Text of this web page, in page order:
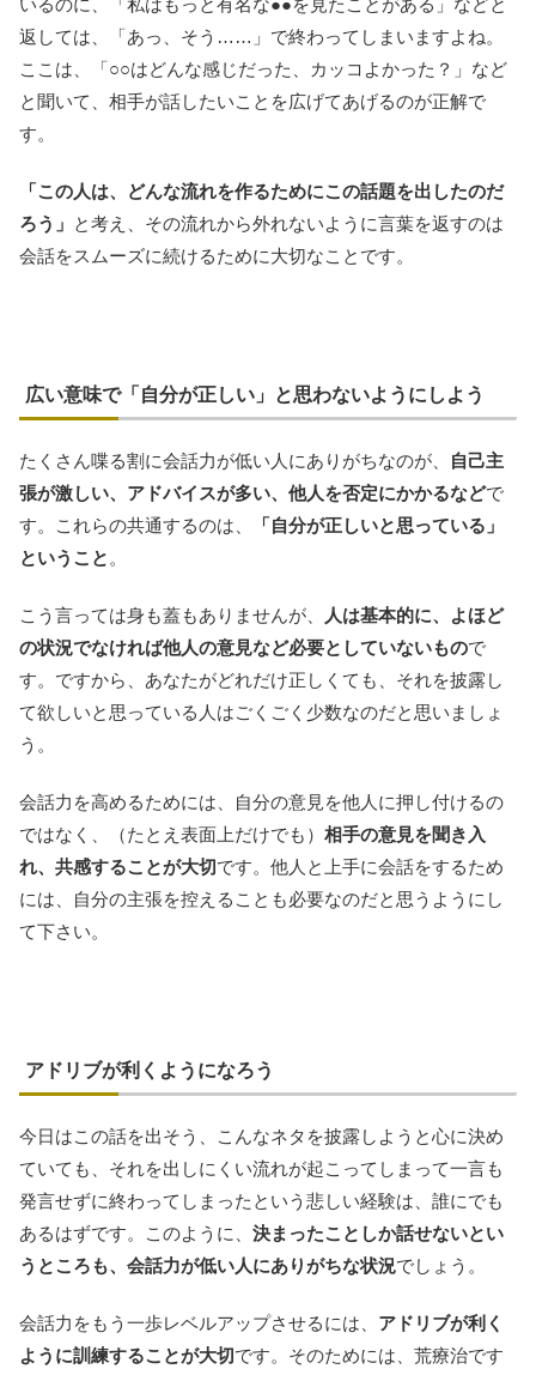
いるのに、「私はもっと有名な●●を見たことがある」などと
返しては、「あっ、そう……」で終わってしまいますよね。
ここは、「○○はどんな感じだった、カッコよかった？」など
と聞いて、相手が話したいことを広げてあげるのが正解で
す。
「この人は、どんな流れを作るためにこの話題を出したのだ
ろう」 と考え、その流れから外れないように言葉を返すのは
会話をスムーズに続けるために大切なことです。
広い意味で「自分が正しい」と思わないようにしよう
たくさん喋る割に会話力が低い人にありがちなのが、
自己主
張が激しい、アドバイスが多い、他人を否定にかかるなどで
す。これらの共通するのは、
「自分が正しいと思っている」
ということ。
こう言っては身も蓋もありませんが、
人は基本的に、よほど
の状況でなければ他人の意見など必要としていないもので
す。ですから、あなたがどれだけ正しくても、それを披露し
て欲しいと思っている人はごくごく少数なのだと思いましょ
う。
会話力を高めるためには、自分の意見を他人に押し付けるの
ではなく、（たとえ表面上だけでも） 相手の意見を聞き入
れ、共感することが大切です。他人と上手に会話をするため
には、自分の主張を控えることも必要なのだと思うようにし
て下さい。
アドリブが利くようになろう
今日はこの話を出そう、こんなネタを披露しようと心に決め
ていても、それを出しにくい流れが起こってしまって一言も
発言せずに終わってしまったという悲しい経験は、誰にでも
あるはずです。このように、 決まったことしか話せないとい
うところも、会話力が低い人にありがちな状況でしょう。
会話力をもう一歩レベルアップさせるには、 アドリブが利く
ように訓練することが大切です。そのためには、荒療治です